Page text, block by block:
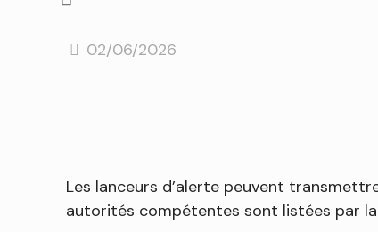
02/06/2026
Les lanceurs d’alerte peuvent
autorités compétentes sont listées par